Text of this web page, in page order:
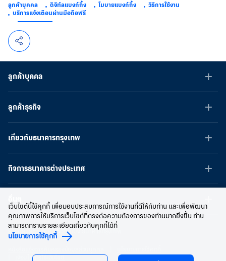
ลูกค้าบุคคล ดิจิทัลแบงก์กิ้ง โมบายแบงก์กิ้ง
วิธีการใช้งาน
บริการแจ้งเตือนผ่านมือถือฟรี
ลูกค้าบุคคล
ลูกค้าธุรกิจ
เกี่ยวกับธนาคารกรุงเทพ
กิจการธนาคารต่างประเทศ
สงวนลิขสิทธิ์ พ.ศ.2566 บมจ.ธนาคารกรุงเทพ
เงื่อนไขการใช้เว็บไซต์
เว็บไซต์นี้ใช้คุกกี้ เพื่อมอบประสบการณ์การใช้งานที่ดีให้กับท่าน และเพื่อพัฒนา
คุณภาพการให้บริการเว็บไซต์ที่ตรงต่อความต้องการของท่านมากยิ่งขึ้น ท่าน
สามารถทราบรายละเอียดเกี่ยวกับคุกกี้ได้ที่
นโยบายการใช้คุกกี้